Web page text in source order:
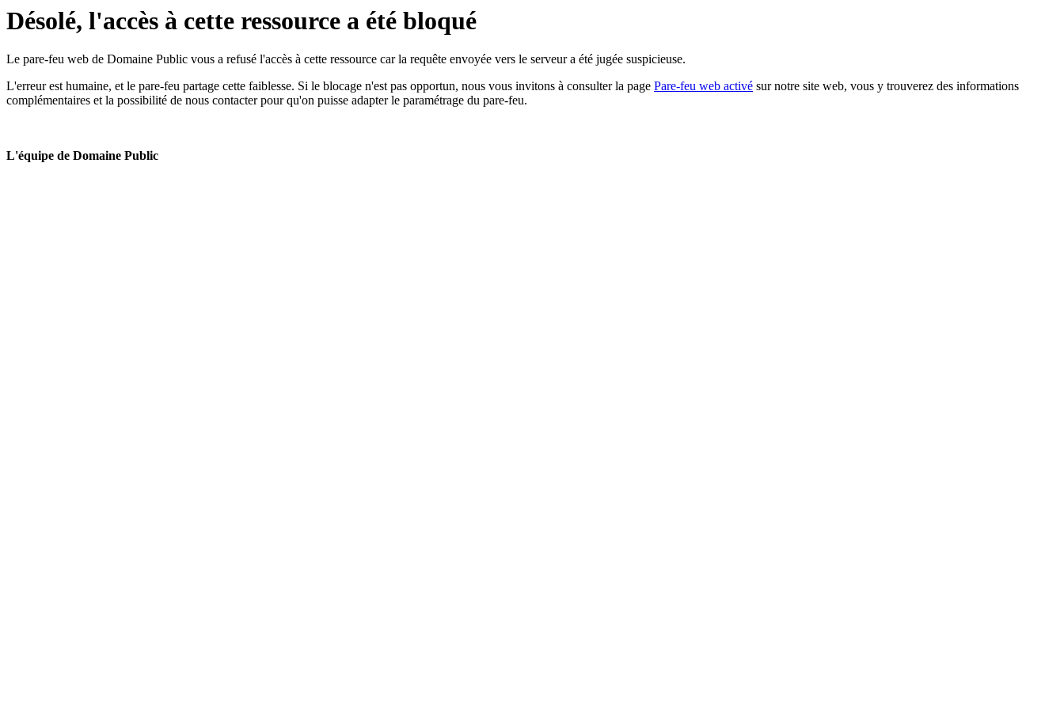
Désolé, l'accès à cette ressource a été bloqué
Le pare-feu web de Domaine Public vous a refusé l'accès à cette ressource car la requête envoyée vers le serveur a été jugée suspicieuse.
L'erreur est humaine, et le pare-feu partage cette faiblesse. Si le blocage n'est pas opportun, nous vous invitons à consulter la page Pare-feu web activé sur notre site web, vous y trouverez des informations
complémentaires et la possibilité de nous contacter pour qu'on puisse adapter le paramétrage du pare-feu.
L'équipe de Domaine Public